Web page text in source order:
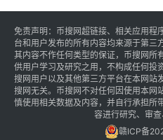
免责声明：币搜网超链接、相关应用程
台和用户发布的所有内容均来源于第三
其内容不作任何类型的保证，币搜网所
供用户学习及研究之用，不构成任何投
搜网用户以及其他第三方平台在本网站
搜网无关。币搜网不对任何因使用本网
慎使用相关数据及内容，并自行承担所
容进行研究、审查
赣ICP备